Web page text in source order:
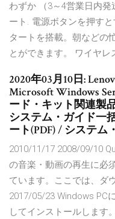
わずか （3～4営業日内
ート. 電源ボタンを押す
タートを搭載。朝などの
とができます。 ワイヤレ
2020年03月10日:
Microsoft Windows
ード・キット関連製
システム・ガイド一
ート(PDF) / システム
2010/11/17 2008/09/10
の音楽・動画の再生に必
ています。ここでは、ダ
2017/05/23 Windows PC
してインストールします